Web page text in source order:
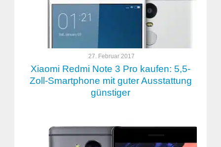
27. Februar 2017
Xiaomi Redmi Note 3 Pro kaufen: 5,5-
Zoll-Smartphone mit guter Ausstattung
günstiger